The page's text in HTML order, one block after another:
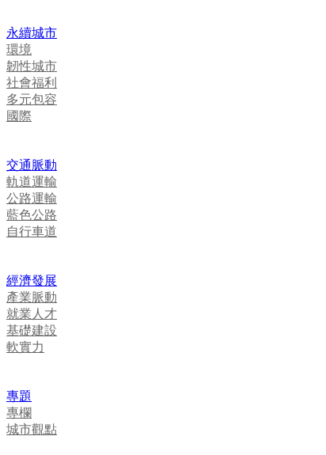
永續城市
環境
韌性城市
社會福利
多元包容
國際
交通脈動
軌道運輸
公路運輸
藍色公路
自行車道
經濟發展
產業脈動
就業人才
基礎建設
軟實力
專題
專欄
城市觀點